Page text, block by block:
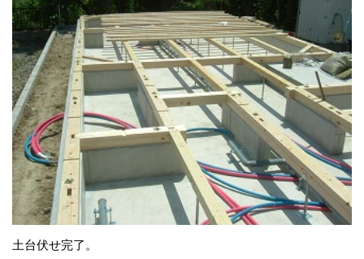
土台伏せ完了。